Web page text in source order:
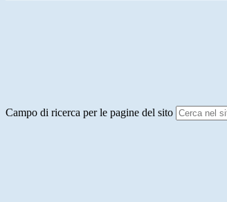
Campo di ricerca per le pagine del sito